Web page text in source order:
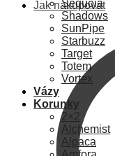
Jak nakupovat
Sequoia
Shadows
SunPipe
Starbuzz
Target
Totem
Vortex
Vázy
Korunky
2×2
Alchemist
Alpaca